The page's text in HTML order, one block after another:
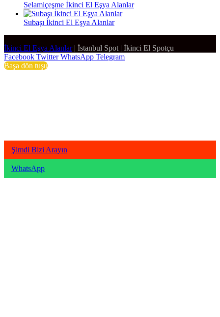
Selamiçeşme İkinci El Eşya Alanlar
Subaşı İkinci El Eşya Alanlar
İkinci El Eşya Alanlar İstanbul Spot İkinci El Spotçu
Facebook Twitter WhatsApp Telegram
Başa dön tuşu
Şimdi Bizi Arayın
WhatsApp